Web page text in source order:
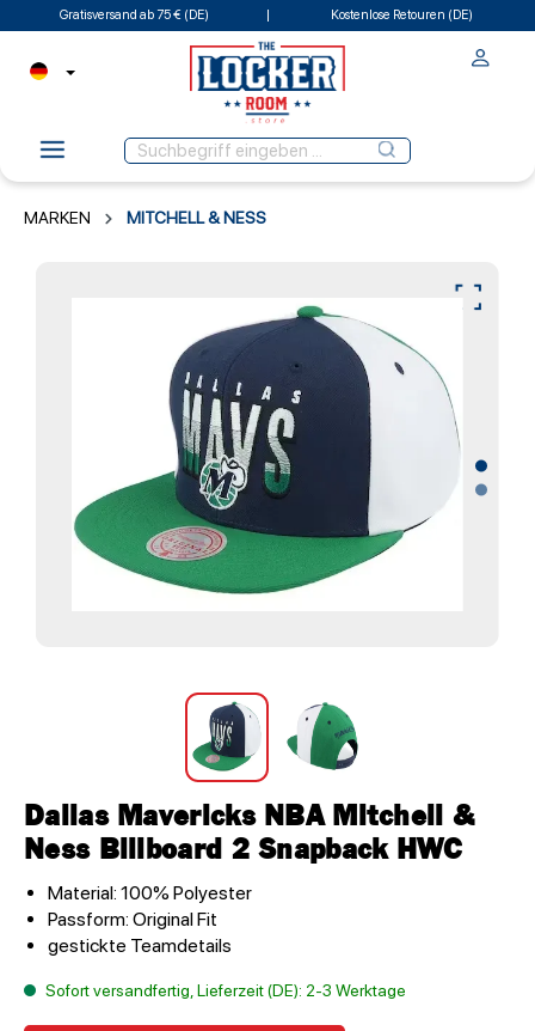
Gratisversand ab 75 € (DE) Kostenlose Retouren (DE)
MARKEN MITCHELL & NESS
Dallas Mavericks NBA Mitchell &
Ness Billboard 2 Snapback HWC
Material: 100% Polyester
Passform: Original Fit
gestickte Teamdetails
Sofort versandfertig, Lieferzeit (DE): 2-3 Werktage